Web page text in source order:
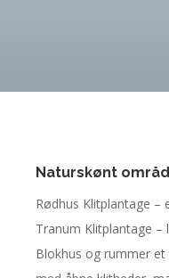
Naturskønt
Rødhus Klitplantage –
Tranum Klitplantage
Blokhus og rummer